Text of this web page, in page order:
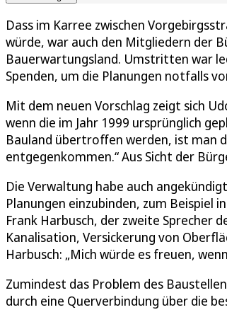
Dass im Karree zwischen
würde, war auch den Mitgliedern der
Bauerwartungsland. Umstritten war
Spenden, um die Planungen notfalls
Mit dem neuen Vorschlag zeigt sich
wenn die im Jahr 1999 ursprünglich
Bauland übertroffen werden, ist man
entgegenkommen.“ Aus Sicht der
Die Verwaltung habe auch
Planungen einzubinden, zum Beispiel
Frank Harbusch, der zweite Sprecher
Kanalisation, Versickerung von
Harbusch: „Mich würde es freuen,
Zumindest das Problem des
durch eine Querverbindung über die